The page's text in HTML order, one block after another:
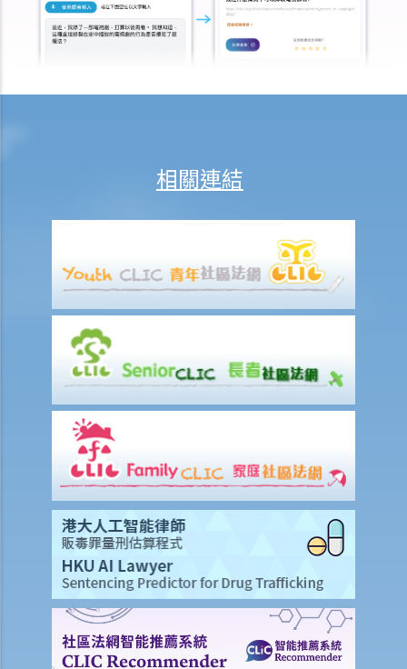
受保人已失蹤了數年，其保單受益人可否向保險公司索取死亡賠償？
我為同一項目（如住院或家居意外）購買了數份保險。我可否從所有保
醫療保險
在處理索償時，保險公司會否接受中醫發出的醫療報告 / 醫生紙？
單索取全數保額，或只可索取實際開支或損失？
意外或個人傷亡保險
「意外受傷」的一般定義是甚麼？如果我受了傷但沒有表面傷痕，我可
否向保險公司索償？
「永久傷殘」和「暫時性傷殘」的一般定義是甚麼？保險公司支付了一
筆永久傷殘賠償給我，但兩年後我奇蹟地復原，保險公司可否向我討回
部分賠償？
在人身傷亡訴訟中，我已從犯錯一方獲得賠償。這些賠償會否抵銷保險
公司的賠款？
家居保險
如果我的居所和屋內家具均已損毁，保險公司會否全數賠償我的損失？
保險公司會否在支付賠償之前先作出專業評估？
我是大廈內某個單位的業主，而大廈本身已經購有第三者責任保險。如
相關連結